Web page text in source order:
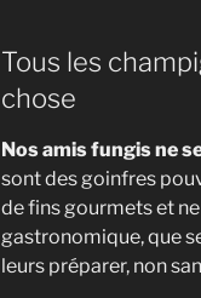
Tous les
chose
Nos amis fungis ne
sont des goinfres
de fins gourmets et
gastronomique, que
leurs préparer, non